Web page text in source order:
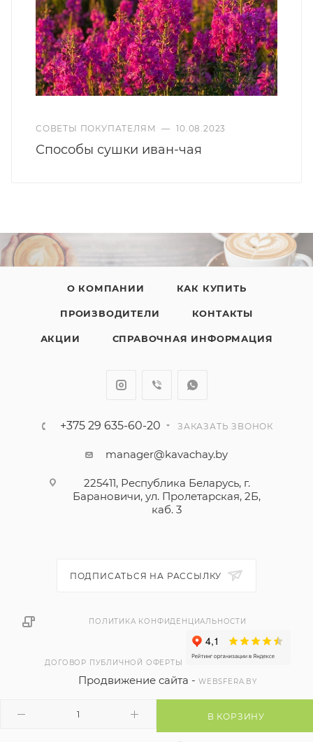
В КОРЗИНУ
СОВЕТЫ ПОКУПАТЕЛЯМ — 10.08.2023
Способы сушки иван-чая
О КОМПАНИИ КАК КУПИТЬ
ПРОИЗВОДИТЕЛИ КОНТАКТЫ
АКЦИИ СПРАВОЧНАЯ ИНФОРМАЦИЯ
+375 29 635-60-20 ЗАКАЗАТЬ ЗВОНОК
manager@kavachay.by
225411, Республика Беларусь, г.
Барановичи, ул. Пролетарская, 2Б,
каб. 3
ПОДПИСАТЬСЯ НА РАССЫЛКУ
ПОЛИТИКА КОНФИДЕНЦИАЛЬНОСТИ
ДОГОВОР ПУБЛИЧНОЙ ОФЕРТЫ
Продвижение сайта -WEBSFERA.BY